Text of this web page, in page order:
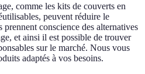
comme les kits de couverts en
peuvent réduire le
prennent conscience des alternatives
et ainsi il est possible de trouver
sur le marché. Nous vous
adaptés à vos besoins.